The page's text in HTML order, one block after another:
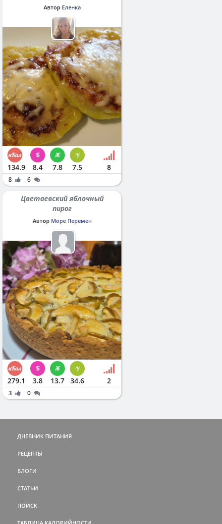
Автор Еленка
134.9 8.4 7.8 7.5 8
8 6
Цветаевский яблочный
пирог
Автор Море Перемен
279.1 3.8 13.7 34.6 2
3 0
ДНЕВНИК ПИТАНИЯ
РЕЦЕПТЫ
БЛОГИ
СТАТЬИ
ПОИСК